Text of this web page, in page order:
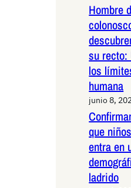
Hombre
su recto:
los
humana
junio 8,
que
entra en
ladrido